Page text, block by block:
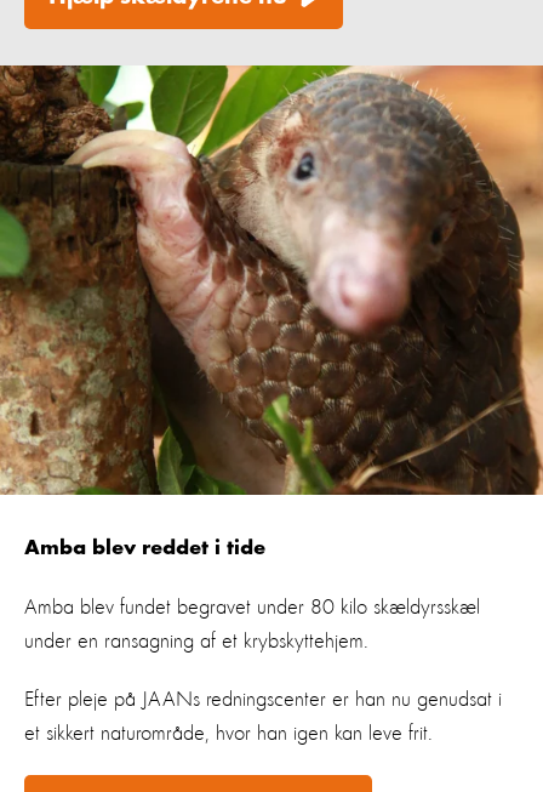
Amba blev reddet i tide
Amba blev fundet begravet under 80 kilo skældyrsskæl
under en ransagning af et krybskyttehjem.
Efter pleje på JAANs redningscenter er han nu genudsat i
et sikkert naturområde, hvor han igen kan leve frit.